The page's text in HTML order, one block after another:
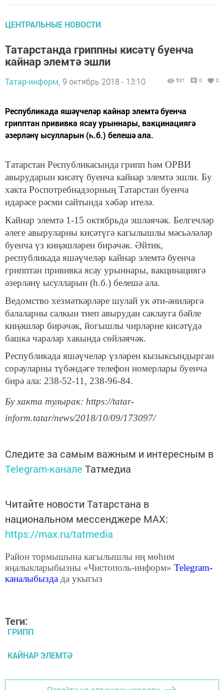
ЦЕНТРАЛЬНЫЕ НОВОСТИ
Татарстанда гриппны кисәтү буенча
кайнар элемтә эшли
Татар-информ, 9 октябрь 2018 - 13:10 531 0 0
Республикада яшәүчеләр кайнар элемтә буенча
грипптан прививка ясау урыннары, вакцинациягә
әзерләнү ысулларын (һ.б.) белешә ала.
Татарстан Республикасында грипп һәм ОРВИ
авырударын кисәтү буенча кайнар элемтә эшли. Бу
хакта Роспотребнадзорның Татарстан буенча
идарәсе рәсми сайтында хәбәр ителә.
Кайнар элемтә 1-15 октябрьдә эшләячәк. Белгечләр
әлеге авыруларны кисәтүгә кагылышлы мәсьәләләр
буенча үз киңәшләрен бирәчәк. Әйтик,
республикада яшәүчеләр кайнар элемтә буенча
грипптан прививка ясау урыннары, вакцинациягә
әзерләнү ысулларын (һ.б.) белешә ала.
Ведомство хезмәткәрләре шулай ук әти-әниләргә
балаларны салкын тиеп авырудан саклауга бәйле
киңәшләр бирәчәк, йогышлы чирләрне кисәтүдә
башка чаралар хакында сөйләячәк.
Республикада яшәүчеләр үзләрен кызыксындырган
сорауларны түбәндәге телефон номерлары буенча
бирә ала: 238-52-11, 238-96-84.
Бу хакта тулырак: https://tatar-
inform.tatar/news/2018/10/09/173097/
Следите за самым важным и интересным в
Telegram-канале Татмедиа
Читайте новости Татарстана в
национальном мессенджере MАХ:
https://max.ru/tatmedia
Район тормышына кагылышлы иң мөһим
яңалыкларыбызны «Чистополь-информ» Telegram-
каналыбызда да укыгыз
Теги:
ГРИПП
КАЙНАР ЭЛЕМТӘ